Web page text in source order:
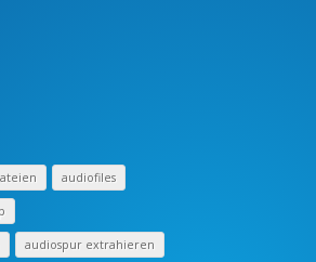
audiofiles
audiospur extrahieren